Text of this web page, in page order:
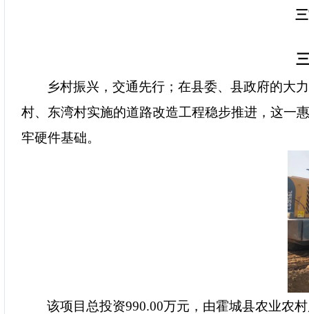
乡村振兴，交通先行；在县委、县政府的大
村、东湾村实施的道路改造工程稳步推进，这一
牢硬件基础。
该项目总投资990.00万元，由霍城县农业农